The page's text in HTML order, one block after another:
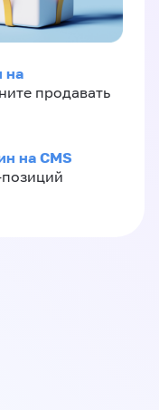
на
продавать
на CMS